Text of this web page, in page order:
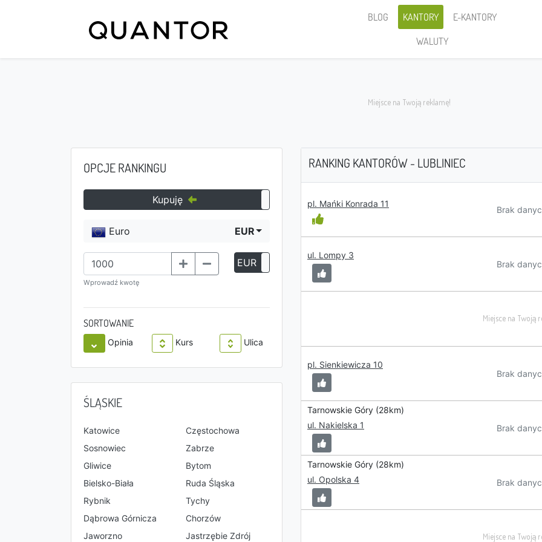
BLOG KANTORY
E-KANTORY
WALUTY
OPCJE RANKINGU
Kupuję Sprzedaję
Euro EUR
Wprowadź kwotę
EUR
SORTOWANIE
Opinia Kurs Ulica
ŚLĄSKIE
Katowice
Częstochowa
Sosnowiec
Zabrze
Gliwice
Bytom
Bielsko-Biała
Ruda Śląska
Rybnik
Tychy
Dąbrowa Górnicza
Chorzów
Jaworzno
Jastrzębie Zdrój
RANKING KANTORÓW - LUBLINIEC
pl. Mańki Konrada 11
Brak
ul. Lompy 3
Brak
pl. Sienkiewicza 10
Brak
Tarnowskie Góry (28km)
ul. Nakielska 1
Brak
Tarnowskie Góry (28km)
ul. Opolska 4
Brak